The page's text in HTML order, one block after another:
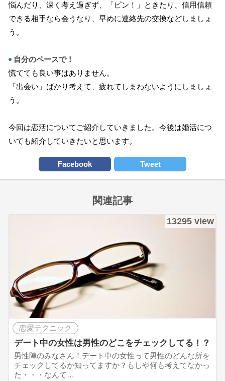
悩んだり、深く考え過ぎず、「ピン！」ときたり、信用信頼
できる相手なら会うなり、早めに連絡先の交換などしましょ
う。
自分のペースで！
慌てても良い事はありません。
「出会い」ばかり考えて、疲れてしまわないようにしましょ
う。
今回は恋活についてご紹介していきました。今後は婚活につ
いても紹介していきたいと思います。
Facebook Tweet
関連記事
13295 view
恋愛テクニック
デート中の女性は男性のどこをチェックしてる！？
男性陣のみなさん！デート中の女性って男性のどんな所を
チェックしてるか知ってますか？もしや何も考えてなかっ
た・・・なんて…